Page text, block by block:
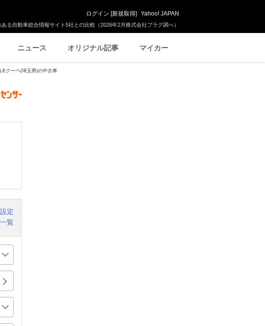
る自動車総合情報サイト5社との比較（2026年2月株式会社プラグ調べ）
ログイン [新規取得] Yahoo! JAPAN
ニュース オリジナル記事 マイカー
クーペ(埼玉県)の中古車
定
覧